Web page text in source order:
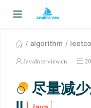
algorithm
JavaInterview.cn
尽量减